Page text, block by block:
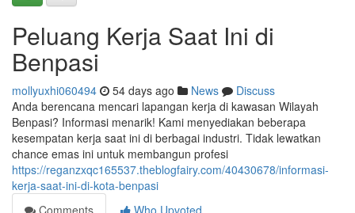
Peluang Kerja Saat Ini di
Benpasi
mollyuxhi060494 54 days ago News
Discuss
Anda berencana mencari lapangan kerja di kawasan Wilayah
Benpasi? Informasi menarik! Kami menyediakan beberapa
kesempatan kerja saat ini di berbagai industri. Tidak lewatkan
chance emas ini untuk membangun profesi
https://reganzxqc165537.theblogfairy.com/40430678/informasi-
kerja-saat-ini-di-kota-benpasi
Comments
Who Upvoted